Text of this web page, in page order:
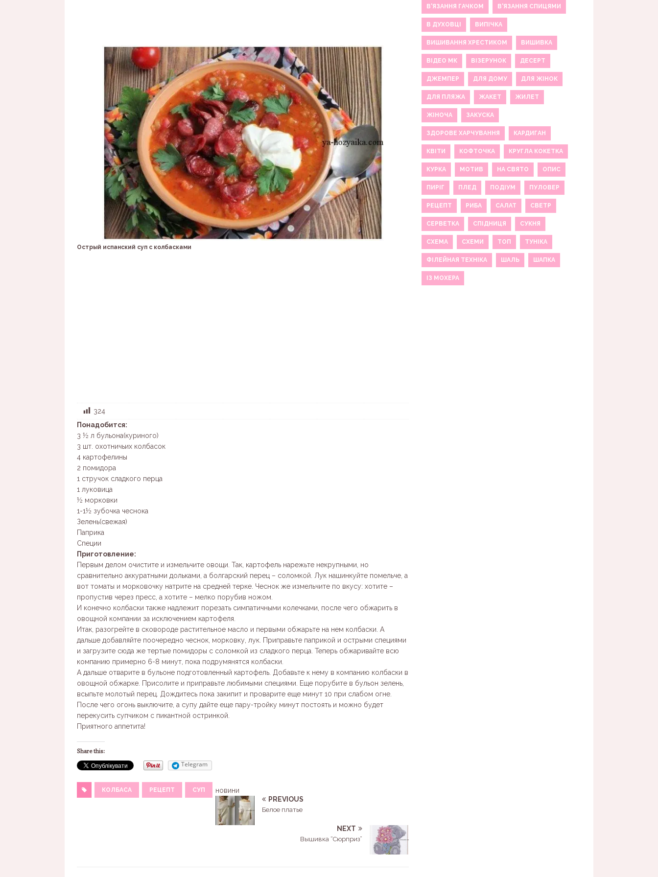
Острый испанский суп с колбасками
324
Понадобится:
3 ½ л бульона(куриного)
3 шт. охотничьих колбасок
4 картофелины
2 помидора
1 стручок сладкого перца
1 луковица
½ морковки
1-1½ зубочка чеснока
Зелень(свежая)
Паприка
Специи
Приготовление:
Первым делом очистите и измельчите овощи. Так, картофель нарежьте некрупными, но
сравнительно аккуратными дольками, а болгарский перец – соломкой. Лук нашинкуйте помельче, а
вот томаты и морковочку натрите на средней терке. Чеснок же измельчите по вкусу: хотите –
пропустив через пресс, а хотите – мелко порубив ножом.
И конечно колбаски также надлежит порезать симпатичными колечками, после чего обжарить в
овощной компании за исключением картофеля.
Итак, разогрейте в сковороде растительное масло и первыми обжарьте на нем колбаски. А
дальше добавляйте поочередно чеснок, морковку, лук. Приправьте паприкой и острыми специями
и загрузите сюда же тертые помидоры с соломкой из сладкого перца. Теперь обжаривайте всю
компанию примерно 6-8 минут, пока подрумянятся колбаски.
А дальше отварите в бульоне подготовленный картофель. Добавьте к нему в компанию колбаски в
овощной обжарке. Присолите и приправьте любимыми специями. Еще порубите в бульон зелень,
всыпьте молотый перец. Дождитесь пока закипит и проварите еще минут 10 при слабом огне.
После чего огонь выключите, а супу дайте еще пару-тройку минут постоять и можно будет
перекусить супчиком с пикантной остринкой.
Приятного аппетита!
Share this:
Telegram
КОЛБАСА РЕЦЕПТ СУП
новини
PREVIOUS
Белое платье
NEXT
Вышивка “Сюрприз”
В'ЯЗАННЯ ГАЧКОМ В'ЯЗАННЯ СПИЦЯМИ
В ДУХОВЦІ ВИПІЧКА
ВИШИВАННЯ ХРЕСТИКОМ ВИШИВКА
ВІДЕО МК ВІЗЕРУНОК ДЕСЕРТ
ДЖЕМПЕР ДЛЯ ДОМУ ДЛЯ ЖІНОК
ДЛЯ ПЛЯЖА ЖАКЕТ ЖИЛЕТ
ЖІНОЧА ЗАКУСКА
ЗДОРОВЕ ХАРЧУВАННЯ КАРДИГАН
КВІТИ КОФТОЧКА КРУГЛА КОКЕТКА
КУРКА МОТИВ НА СВЯТО ОПИС
ПИРІГ ПЛЕД ПОДІУМ ПУЛОВЕР
РЕЦЕПТ РИБА САЛАТ СВЕТР
СЕРВЕТКА СПІДНИЦЯ СУКНЯ
СХЕМА СХЕМИ ТОП ТУНІКА
ФІЛЕЙНАЯ ТЕХНІКА ШАЛЬ ШАПКА
ІЗ МОХЕРА